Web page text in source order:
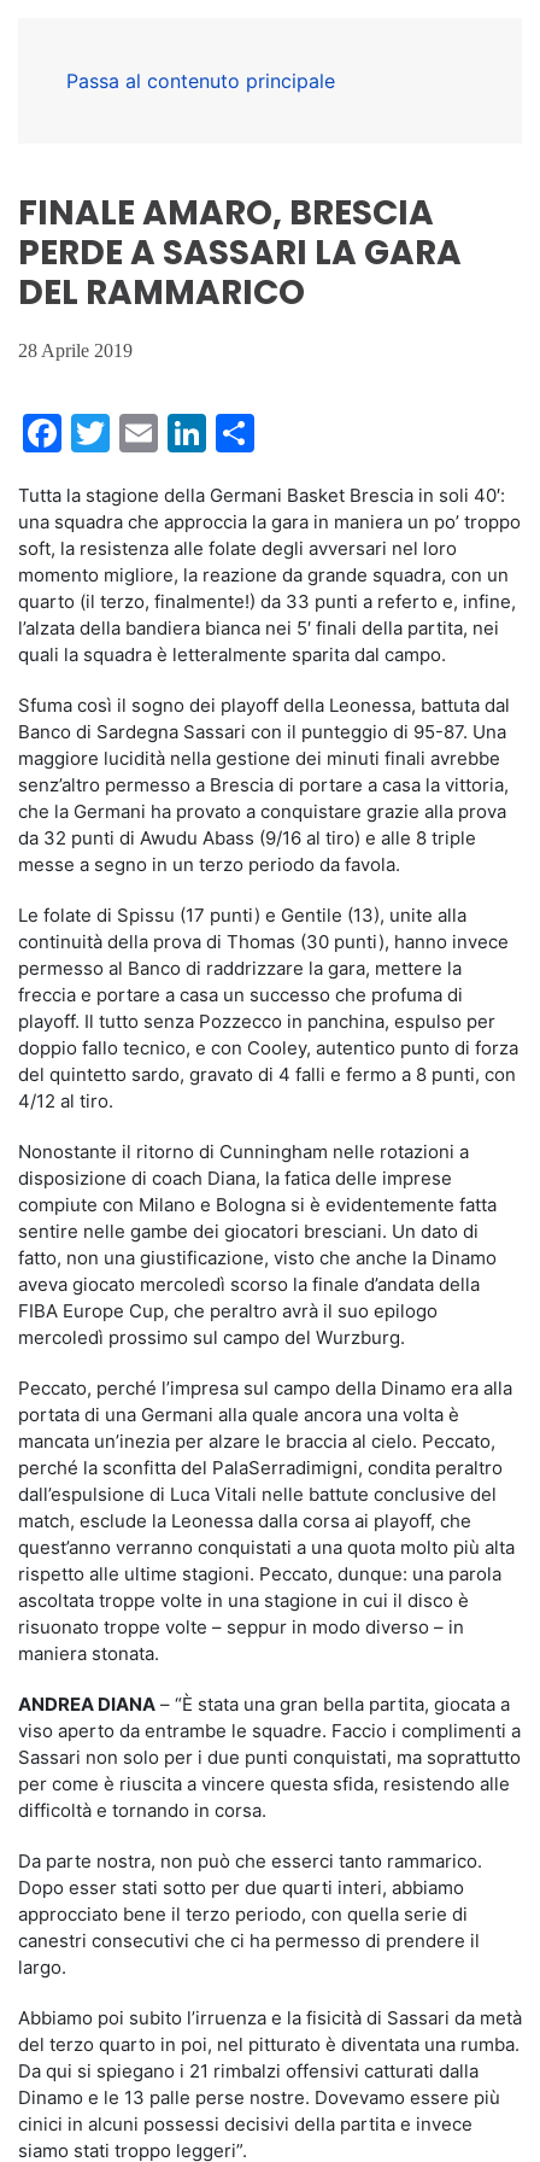
Passa al contenuto principale
FINALE AMARO, BRESCIA
PERDE A SASSARI LA GARA
DEL RAMMARICO
28 Aprile 2019
Facebook
Twitter
EmailLinkedIn
Tutta la stagione della Germani Basket Brescia in soli 40′:
una squadra che approccia la gara in maniera un po’ troppo
soft, la resistenza alle folate degli avversari nel loro
momento migliore, la reazione da grande squadra, con un
quarto (il terzo, finalmente!) da 33 punti a referto e, infine,
l’alzata della bandiera bianca nei 5′ finali della partita, nei
quali la squadra è letteralmente sparita dal campo.
Sfuma così il sogno dei playoff della Leonessa, battuta dal
Banco di Sardegna Sassari con il punteggio di 95-87. Una
maggiore lucidità nella gestione dei minuti finali avrebbe
senz’altro permesso a Brescia di portare a casa la vittoria,
che la Germani ha provato a conquistare grazie alla prova
da 32 punti di Awudu Abass (9/16 al tiro) e alle 8 triple
messe a segno in un terzo periodo da favola.
Le folate di Spissu (17 punti) e Gentile (13), unite alla
continuità della prova di Thomas (30 punti), hanno invece
permesso al Banco di raddrizzare la gara, mettere la
freccia e portare a casa un successo che profuma di
playoff. Il tutto senza Pozzecco in panchina, espulso per
doppio fallo tecnico, e con Cooley, autentico punto di forza
del quintetto sardo, gravato di 4 falli e fermo a 8 punti, con
4/12 al tiro.
Nonostante il ritorno di Cunningham nelle rotazioni a
disposizione di coach Diana, la fatica delle imprese
compiute con Milano e Bologna si è evidentemente fatta
sentire nelle gambe dei giocatori bresciani. Un dato di
fatto, non una giustificazione, visto che anche la Dinamo
aveva giocato mercoledì scorso la finale d’andata della
FIBA Europe Cup, che peraltro avrà il suo epilogo
mercoledì prossimo sul campo del Wurzburg.
Peccato, perché l’impresa sul campo della Dinamo era alla
portata di una Germani alla quale ancora una volta è
mancata un’inezia per alzare le braccia al cielo. Peccato,
perché la sconfitta del PalaSerradimigni, condita peraltro
dall’espulsione di Luca Vitali nelle battute conclusive del
match, esclude la Leonessa dalla corsa ai playoff, che
quest’anno verranno conquistati a una quota molto più alta
rispetto alle ultime stagioni. Peccato, dunque: una parola
ascoltata troppe volte in una stagione in cui il disco è
risuonato troppe volte – seppur in modo diverso – in
maniera stonata.
ANDREA DIANA – “È stata una gran bella partita, giocata a
viso aperto da entrambe le squadre. Faccio i complimenti a
Sassari non solo per i due punti conquistati, ma soprattutto
per come è riuscita a vincere questa sfida, resistendo alle
difficoltà e tornando in corsa.
Da parte nostra, non può che esserci tanto rammarico.
Dopo esser stati sotto per due quarti interi, abbiamo
approcciato bene il terzo periodo, con quella serie di
canestri consecutivi che ci ha permesso di prendere il
largo.
Abbiamo poi subito l’irruenza e la fisicità di Sassari da metà
del terzo quarto in poi, nel pitturato è diventata una rumba.
Da qui si spiegano i 21 rimbalzi offensivi catturati dalla
Dinamo e le 13 palle perse nostre. Dovevamo essere più
cinici in alcuni possessi decisivi della partita e invece
siamo stati troppo leggeri”.